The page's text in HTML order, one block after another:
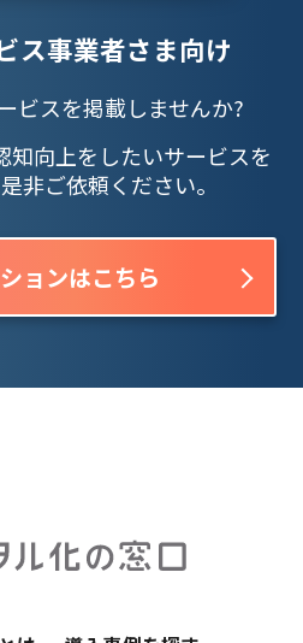
ス事業者さま向け
ビスを掲載しませんか?
知向上をしたいサービスを
非ご依頼ください。
ョンはこちら